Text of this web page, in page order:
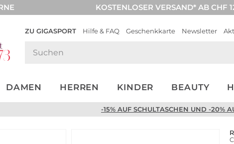
KOSTENLOSER VERSAND* AB CHF
ZU GIGASPORT Hilfe & FAQ Geschenkkarte Newsletter
DAMEN HERREN KINDER BEAUTY
-15% AUF SCHULTASCHEN UND -20%